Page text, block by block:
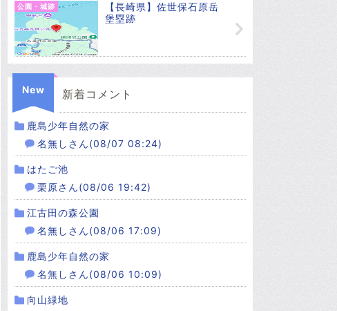
公園・城跡
【長崎県】佐世保石原岳
堡塁跡
New 新着コメント
鹿島少年自然の家
名無しさん(08/07 08:24)
はたご池
栗原さん(08/06 19:42)
江古田の森公園
名無しさん(08/06 17:09)
鹿島少年自然の家
名無しさん(08/06 10:09)
向山緑地